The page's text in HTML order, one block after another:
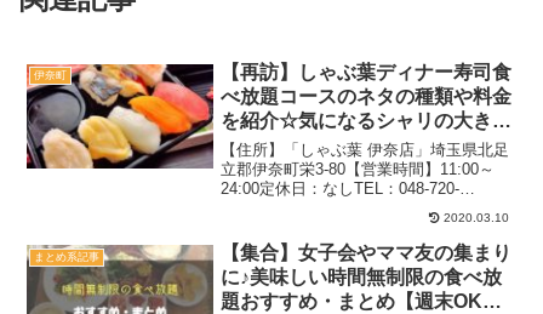
伊奈町
【再訪】しゃぶ葉ディナー寿司食
べ放題コースのネタの種類や料金
を紹介☆気になるシャリの大きさ
は？【リベンジ】
【住所】「しゃぶ葉 伊奈店」埼玉県北足
立郡伊奈町栄3-80【営業時間】11:00～
24:00定休日：なしTEL：048-720-
5118140席駐車場：あり2019.11月（週
末）：19時過ぎ待ちなし関連：食べ放題
の記事一覧関連：しゃぶしゃ...
2020.03.10
まとめ系記事
【集合】女子会やママ友の集まり
に♪美味しい時間無制限の食べ放
題おすすめ・まとめ【週末OKな